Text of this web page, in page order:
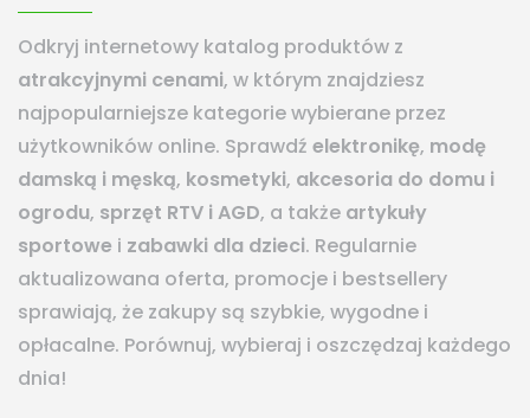
Odkryj internetowy katalog produktów z
atrakcyjnymi cenami, w którym znajdziesz
najpopularniejsze kategorie wybierane przez
użytkowników online. Sprawdź elektronikę, modę
damską i męską, kosmetyki, akcesoria do domu i
ogrodu, sprzęt RTV i AGD, a także artykuły
sportowe i zabawki dla dzieci. Regularnie
aktualizowana oferta, promocje i bestsellery
sprawiają, że zakupy są szybkie, wygodne i
opłacalne. Porównuj, wybieraj i oszczędzaj każdego
dnia!